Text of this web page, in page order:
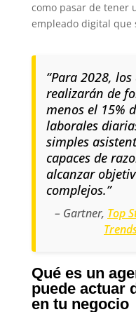
como pasar de tener
empleado digital que
“Para 2028,
realizarán de
menos el 15%
laborales
simples
capaces de
alcanzar
complejos.”
– Gartner, Top
Qué es un
puede actuar
en tu negocio